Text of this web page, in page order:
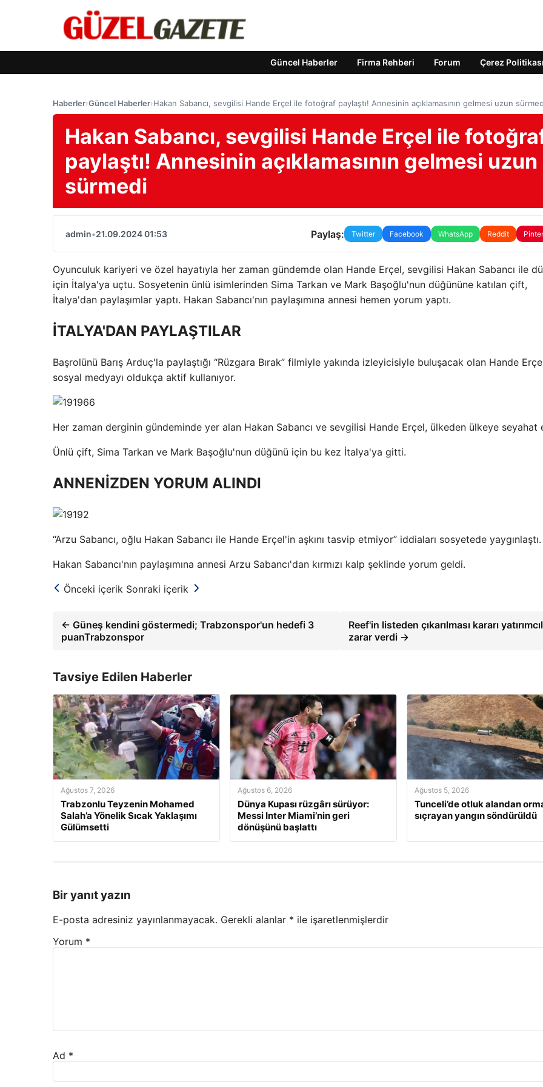
Güncel Haberler Firma Rehberi Forum Çerez Politikası
Haberler›Güncel Haberler›Hakan Sabancı, sevgilisi Hande Erçel ile fotoğraf paylaştı! Annesinin açıklamasının gelmesi uzun
Hakan Sabancı, sevgilisi Hande Erçel ile
paylaştı! Annesinin açıklamasının gelmesi uzun
sürmedi
admin•21.09.2024 01:53 Paylaş: Twitter Facebook WhatsApp Reddit
Oyunculuk kariyeri ve özel hayatıyla her zaman gündemde olan Hande Erçel, sevgilisi Hakan Sabancı ile
için İtalya'ya uçtu. Sosyetenin ünlü isimlerinden Sima Tarkan ve Mark Başoğlu'nun düğününe katılan çift,
İtalya'dan paylaşımlar yaptı. Hakan Sabancı'nın paylaşımına annesi hemen yorum yaptı.
İTALYA'DAN PAYLAŞTILAR
Başrolünü Barış Arduç'la paylaştığı “Rüzgara Bırak” filmiyle yakında izleyicisiyle buluşacak olan Hande
sosyal medyayı oldukça aktif kullanıyor.
Her zaman derginin gündeminde yer alan Hakan Sabancı ve sevgilisi Hande Erçel, ülkeden ülkeye seyahat
Ünlü çift, Sima Tarkan ve Mark Başoğlu'nun düğünü için bu kez İtalya'ya gitti.
ANNENİZDEN YORUM ALINDI
“Arzu Sabancı, oğlu Hakan Sabancı ile Hande Erçel'in aşkını tasvip etmiyor” iddiaları sosyetede yaygınlaştı.
Hakan Sabancı'nın paylaşımına annesi Arzu Sabancı'dan kırmızı kalp şeklinde yorum geldi.
Önceki içerik Sonraki içerik
← Güneş kendini göstermedi; Trabzonspor'un hedefi 3
puanTrabzonspor
Reef'in listeden çıkarılması kararı
zarar verdi →
Tavsiye Edilen Haberler
Ağustos 7, 2026
Trabzonlu Teyzenin Mohamed
Salah’a Yönelik Sıcak Yaklaşımı
Gülümsetti
Ağustos 6, 2026
Dünya Kupası rüzgârı sürüyor:
Messi Inter Miami’nin geri
dönüşünü başlattı
Ağustos 5, 2026
Tunceli’de otluk alandan
sıçrayan yangın söndürüldü
Bir yanıt yazın
E-posta adresiniz yayınlanmayacak. Gerekli alanlar * ile işaretlenmişlerdir
Yorum *
Ad *